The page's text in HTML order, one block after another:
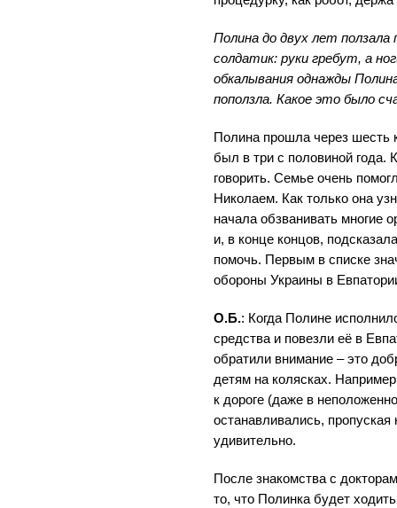
Полина до двух лет ползала
солдатик: руки гребут, а
обкалывания однажды
поползла. Какое это было
Полина прошла через шесть
был в три с половиной года.
говорить. Семье очень
Николаем. Как только она
начала обзванивать многие
и, в конце концов,
помочь. Первым в списке
обороны Украины в
О.Б.: Когда Полине
средства и повезли её в
обратили внимание – это
детям на колясках.
к дороге (даже в
останавливались,
удивительно.
После знакомства с
то, что Полинка будет